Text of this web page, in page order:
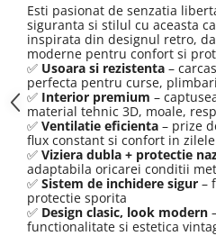
Esti pasionat de senzatia
siguranta si stilul cu aceasta
inspirata din designul retro,
moderne pentru confort si
✅ Usoara si rezistenta –
perfecta pentru curse,
✅ Interior premium –
material tehnic 3D, moale,
✅ Ventilatie eficienta – prize
flux constant si confort in
✅ Viziera dubla + protectie
adaptabila oricarei conditii
✅ Sistem de inchidere sigur –
protectie sporita
✅ Design clasic, look modern
functionalitate si estetica